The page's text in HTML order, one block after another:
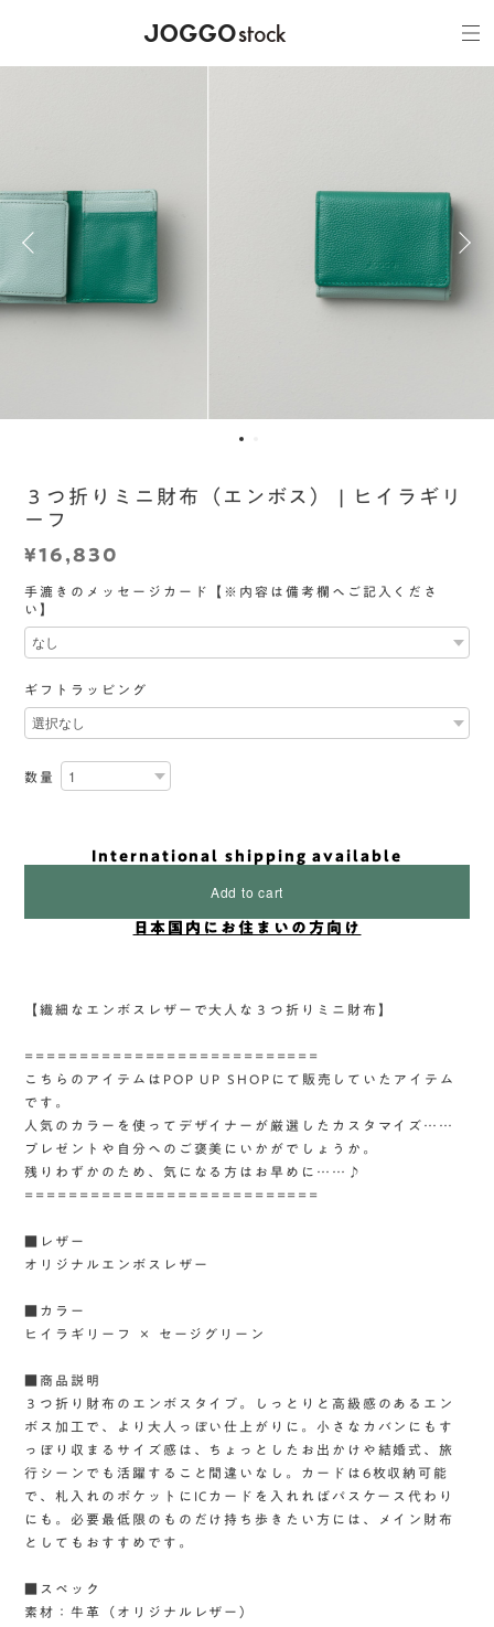
３つ折りミニ財布（エンボス） | ヒイラギリ
ーフ
¥16,830
手漉きのメッセージカード【※内容は備考欄へご記入くださ
い】
ギフトラッピング
数量
International shipping available
Add to cart
日本国内にお住まいの方向け
【繊細なエンボスレザーで大人な３つ折りミニ財布】
===========================
こちらのアイテムはPOP UP SHOPにて販売していたアイテム
です。
人気のカラーを使ってデザイナーが厳選したカスタマイズ……
プレゼントや自分へのご褒美にいかがでしょうか。
残りわずかのため、気になる方はお早めに……♪
===========================
■レザー
オリジナルエンボスレザー
■カラー
ヒイラギリーフ × セージグリーン
■商品説明
３つ折り財布のエンボスタイプ。しっとりと高級感のあるエン
ボス加工で、より大人っぽい仕上がりに。小さなカバンにもす
っぽり収まるサイズ感は、ちょっとしたお出かけや結婚式、旅
行シーンでも活躍すること間違いなし。カードは6枚収納可能
で、札入れのポケットにICカードを入れればパスケース代わり
にも。必要最低限のものだけ持ち歩きたい方には、メイン財布
としてもおすすめです。
■スペック
素材：牛革（オリジナルレザー）